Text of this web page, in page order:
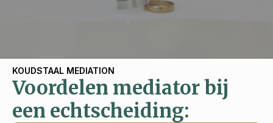
KOUDSTAAL MEDIATION
Voordelen mediator bij
een echtscheiding: